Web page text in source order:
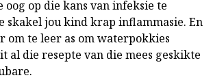
oog op die kans van infeksie te
skakel jou kind krap inflammasie. En
om te leer as om waterpokkies
al die resepte van die mees geskikte